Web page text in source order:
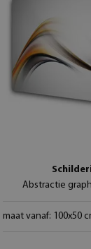
Abstractie
maat vanaf: 100x50